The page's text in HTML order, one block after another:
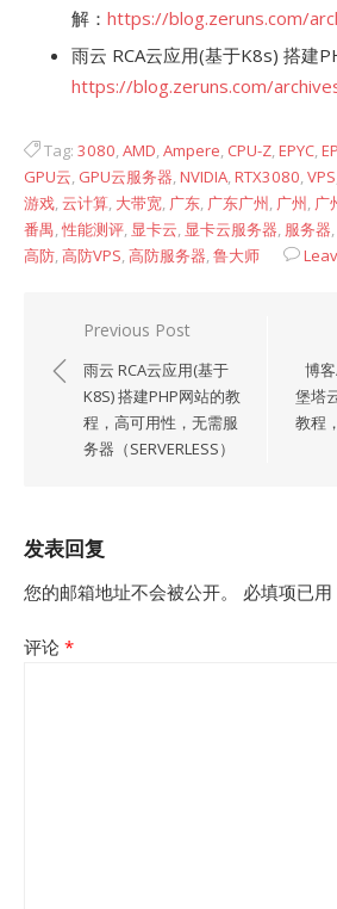
解： https://blog.zeruns.com/
雨云 RCA云应用(基于K8s) 搭建
https://blog.zeruns.com/
Tag: 3080,AMD,Ampere, CPU-Z,EPYC,
GPU云, GPU云服务器,NVIDIA,RTX3080,VPS
游戏,云计算, 大带宽, 广东, 广东广州, 广州, 广
番禺,性能测评, 显卡云, 显卡云服务器, 服务器,
高防,高防VPS,高防服务器,鲁大师
章
Previous Post
雨云 RCA云应用(基于
K8S) 搭建PHP网站的教
程，高可用性，无需服
务器（SERVERLESS）
博
堡塔
教程
发表回复
您的邮箱地址不会被公开。
必填项已用
评论 *